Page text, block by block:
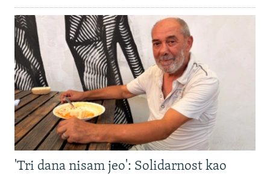
'Tri dana nisam jeo': Solidarnost kao